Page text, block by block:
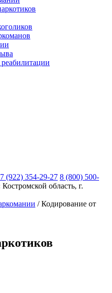
(922) 354-29-27 8 (800) 500-
Костромской область, г.
/Кодирование от